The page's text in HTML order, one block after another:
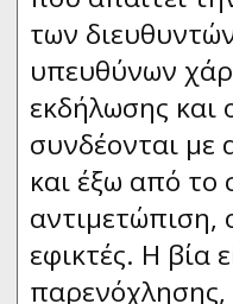
των
υπευθύνων
εκδήλωσης και
συνδέονται με
και έξω από το
αντιμετώπιση,
εφικτές. Η βία